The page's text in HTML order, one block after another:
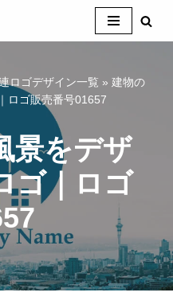
ロゴデザイン一覧 » 建物の
ロゴ販売番号01657
景をデザ
ゴ｜ロゴ